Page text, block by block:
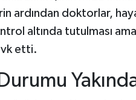
ardından doktorlar,
altında tutulması
etti.